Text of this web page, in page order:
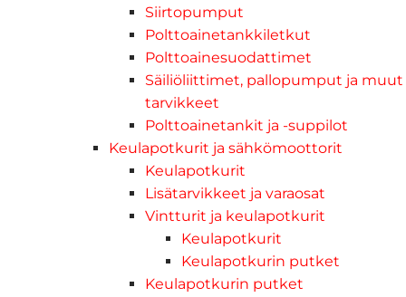
Siirtopumput
Polttoainetankkiletkut
Polttoainesuodattimet
Säiliöliittimet, pallopumput ja muut
tarvikkeet
Polttoainetankit ja -suppilot
Keulapotkurit ja sähkömoottorit
Keulapotkurit
Lisätarvikkeet ja varaosat
Vintturit ja keulapotkurit
Keulapotkurit
Keulapotkurin putket
Keulapotkurin putket